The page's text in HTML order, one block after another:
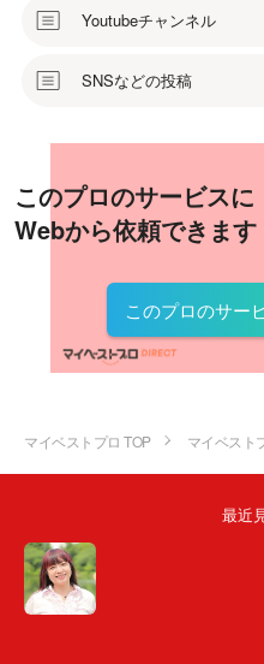
Youtubeチャンネル
SNSなどの投稿
このプロのサービスに
Webから依頼できます
このプロのサー
マイベストプロ TOP マイベスト
最近